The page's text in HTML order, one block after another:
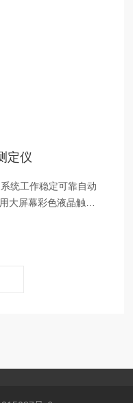
定仪
统工作稳定可靠自动
大屏幕彩色液晶触摸